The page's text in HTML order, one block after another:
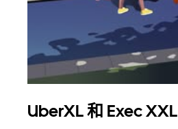
UberXL 和 Exec XXL